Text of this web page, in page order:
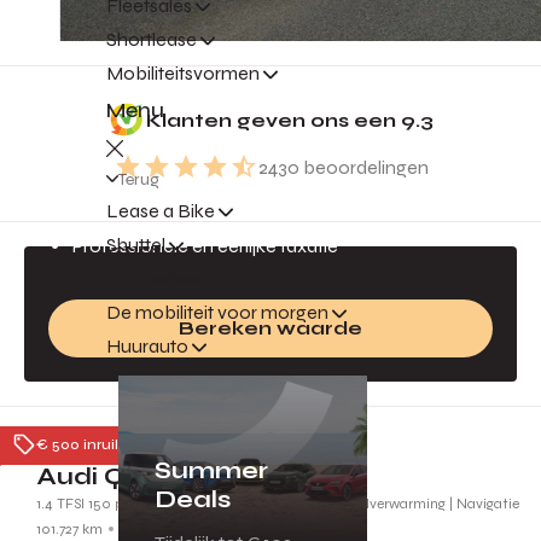
Fleetsales
Shortlease
Mobiliteitsvormen
Menu
Terug
Lease a Bike
Shuttel
De mobiliteit voor morgen
Huurauto
Summer
Deals
Klanten geven ons een 9.3
2430 beoordelingen
Gratis inruilvoorstel
Jouw auto is geld waard!
Direct een inruilvoorstel
Altijd de beste prijs
Professionele en eerlijke taxatie
Bereken waarde
€ 500 inruilpremie
Ede
Audi Q2
1.4 TFSI 150 pk S-tronic CoD Ambition | Leder | Stoelverwarming | Navigatie
101.727 km